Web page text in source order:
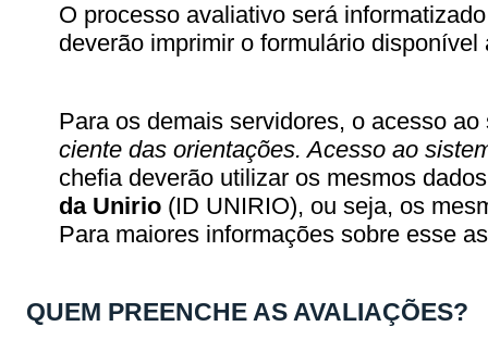
O processo avaliativo será
deverão imprimir o formulário
Para os demais servidores, o acesso
ciente das orientações. Acesso ao
chefia deverão utilizar os mesmos
da Unirio (ID UNIRIO), ou seja, os
Para maiores informações sobre esse
QUEM PREENCHE AS AVALIAÇÕES?